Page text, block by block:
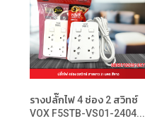
รางปลั๊กไฟ 4 ช่อง 2 สวิทซ์
VOX F5STB-VS01-2404...